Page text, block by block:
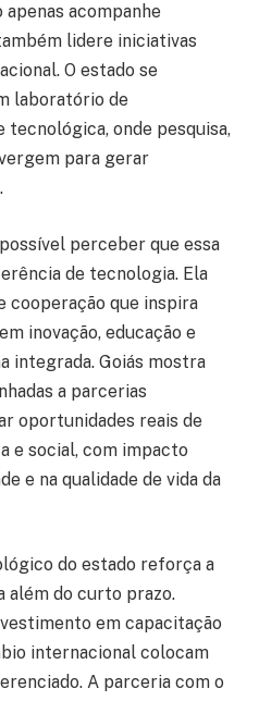
acompanhe
lidere iniciativas
O estado se
laboratório de
tecnológica, onde pesquisa,
para gerar
perceber que essa
de tecnologia. Ela
cooperação que inspira
inovação, educação e
integrada. Goiás mostra
a parcerias
oportunidades reais de
e social, com impacto
e na qualidade de vida da
do estado reforça a
além do curto prazo.
em capacitação
internacional colocam
A parceria com o